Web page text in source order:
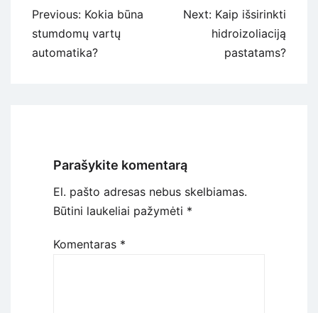
Navigacija
tarp
įrašų
Previous: Kokia būna
stumdomų vartų
automatika?
Next: Kaip išsirinkti
hidroizoliaciją
pastatams?
Parašykite komentarą
El. pašto adresas nebus skelbiamas.
Būtini laukeliai pažymėti *
Komentaras *